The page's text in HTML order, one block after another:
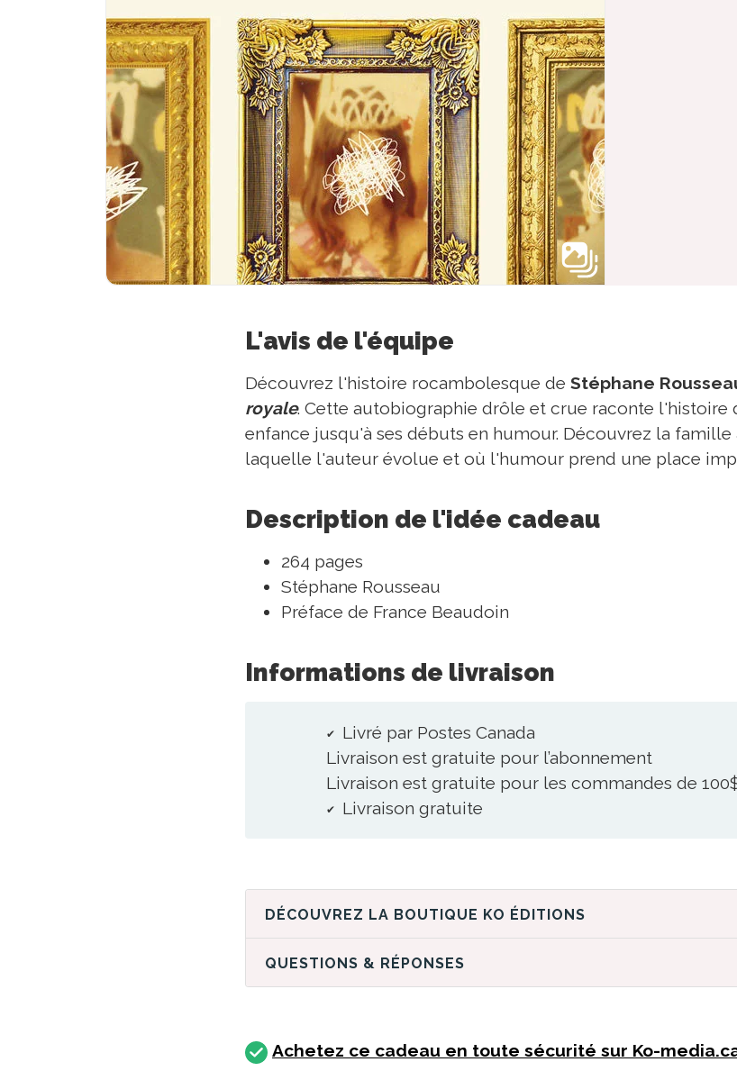
L'avis de l'équipe
Découvrez l'histoire rocambolesque de Stéphane
royale. Cette autobiographie drôle et crue raconte l'histoire
enfance jusqu'à ses débuts en humour. Découvrez la
laquelle l'auteur évolue et où l'humour prend une place
Description de l'idée cadeau
264 pages
Stéphane Rousseau
Préface de France Beaudoin
Informations de livraison
Livré par Postes Canada
Livraison est gratuite pour l’abonnement
Livraison est gratuite pour les commandes de
Livraison gratuite
DÉCOUVREZ LA BOUTIQUE KO ÉDITIONS
QUESTIONS & RÉPONSES
Achetez ce cadeau en toute sécurité sur Ko-